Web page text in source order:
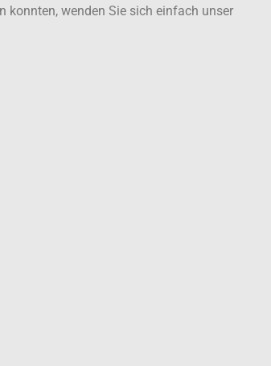
konnten, wenden Sie sich einfach unser